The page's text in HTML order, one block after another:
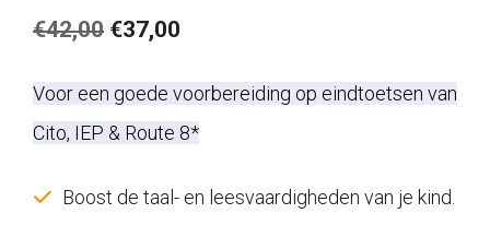
€42,00 Oorspronkelijke
was:
€37,00
is:
Voor een goede voorbereiding op eindtoetsen van
Cito, IEP & Route 8*
Boost de taal- en leesvaardigheden van je kind.